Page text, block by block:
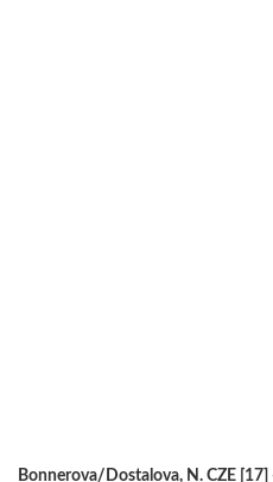
Bonnerova/Dostalova, N. CZE